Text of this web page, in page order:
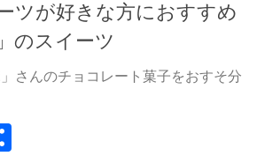
ツが好きな方におすすめ
のスイーツ
さんのチョコレート菓子をおすそ分